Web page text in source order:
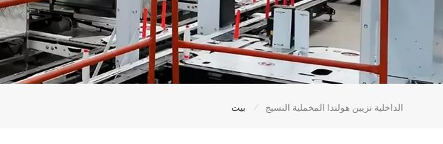
بيت / الداخلية تزيين هولندا المخملية النسيج